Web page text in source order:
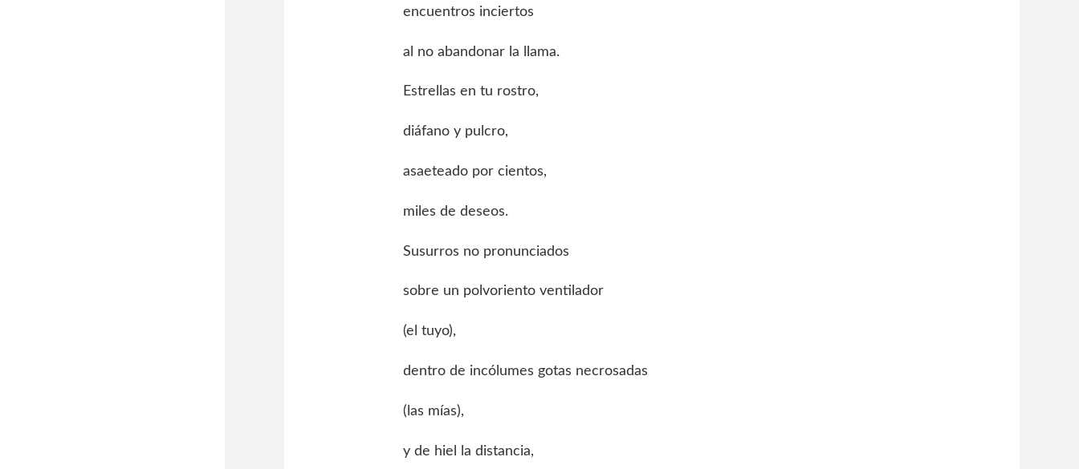
encuentros inciertos
al no abandonar la llama.
Estrellas en tu rostro,
diáfano y pulcro,
asaeteado por cientos,
miles de deseos.
Susurros no pronunciados
sobre un polvoriento ventilador
(el tuyo),
dentro de incólumes gotas necrosadas
(las mías),
y de hiel la distancia,